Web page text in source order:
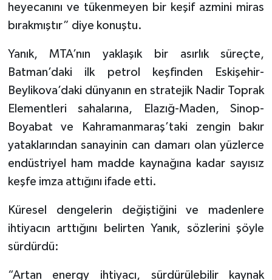
heyecanını ve tükenmeyen bir keşif azmini miras
bırakmıştır” diye konuştu.
Yanık, MTA’nın yaklaşık bir asırlık süreçte,
Batman’daki ilk petrol keşfinden Eskişehir-
Beylikova’daki dünyanın en stratejik Nadir Toprak
Elementleri sahalarına, Elazığ-Maden, Sinop-
Boyabat ve Kahramanmaraş’taki zengin bakır
yataklarından sanayinin can damarı olan yüzlerce
endüstriyel ham madde kaynağına kadar sayısız
keşfe imza attığını ifade etti.
Küresel dengelerin değiştiğini ve madenlere
ihtiyacın arttığını belirten Yanık, sözlerini şöyle
sürdürdü:
“Artan energy ihtiyacı, sürdürülebilir kaynak